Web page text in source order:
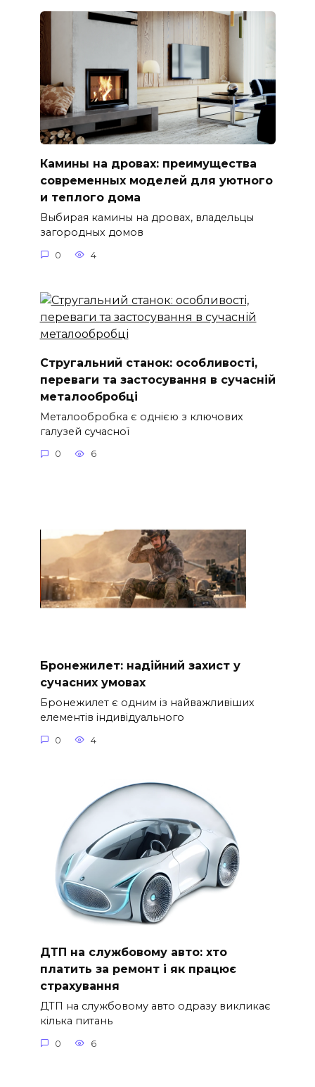
Камины на дровах: преимущества
современных моделей для уютного
и теплого дома
Выбирая камины на дровах, владельцы
загородных домов
0 4
Стругальний станок: особливості,
переваги та застосування в сучасній
металообробці
Металообробка є однією з ключових
галузей сучасної
0 6
Бронежилет: надійний захист у
сучасних умовах
Бронежилет є одним із найважливіших
елементів індивідуального
0 4
ДТП на службовому авто: хто
платить за ремонт і як працює
страхування
ДТП на службовому авто одразу викликає
кілька питань
0 6